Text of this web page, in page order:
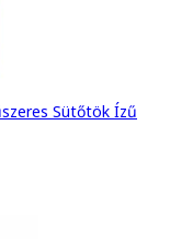
Sütőtök Ízű